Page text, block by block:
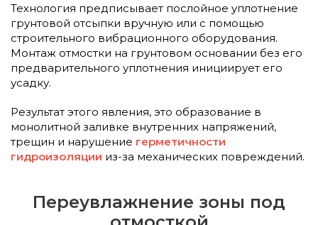
Технология предписывает послойное уплотнение
грунтовой отсыпки вручную или с помощью
строительного вибрационного оборудования.
Монтаж отмостки на грунтовом основании без его
предварительного уплотнения инициирует его
усадку.
Результат этого явления, это образование в
монолитной заливке внутренних напряжений,
трещин и нарушение герметичности
гидроизоляции из-за механических повреждений.
Переувлажнение зоны под